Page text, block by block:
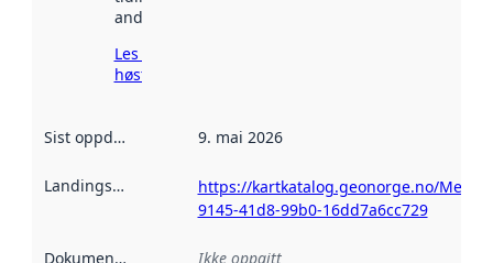
andre steder.
Les mer om
høsting her
Sist oppdatert 9. mai 2026
Landingsside
https://kartkatalog.geonorge.no/
9145-41d8-99b0-16dd7a6cc729
Dokumentasjon Ikke oppgitt